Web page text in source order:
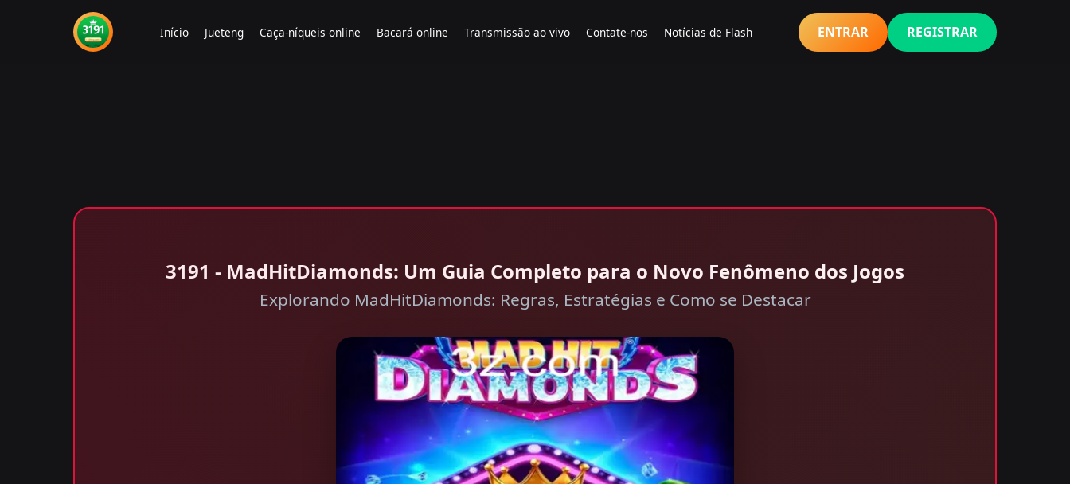
Início Jueteng Caça-níqueis online Bacará online Transmissão ao vivo Contate-nos Notícias de Flash ENTRAR REGISTRAR
3191 - MadHitDiamonds: Um Guia Completo para o Novo Fenômeno dos Jogos
Explorando MadHitDiamonds: Regras, Estratégias e Como se Destacar